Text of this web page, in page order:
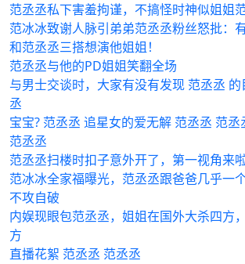
范丞丞私下害羞拘谨，不搞怪时神似姐姐
范冰冰致谢人脉引弟弟范丞丞粉丝怒批：
和范丞丞三搭想演他姐姐！
范丞丞与他的PD姐姐笑翻全场
与男士交谈时，大家有没有发现 范丞丞
丞
宝宝? 范丞丞 追星女的爱无解 范丞丞 范
范丞丞
范丞丞扫楼时扣子意外开了，第一视角来啦
范冰冰全家福曝光，范丞丞跟爸爸几乎一
不攻自破
内娱现眼包范丞丞，姐姐在国外大杀四方
方
直播花絮 范丞丞 范丞丞